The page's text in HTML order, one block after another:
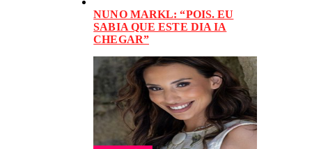
NUNO MARKL: “POIS. EU
SABIA QUE ESTE DIA IA
CHEGAR”